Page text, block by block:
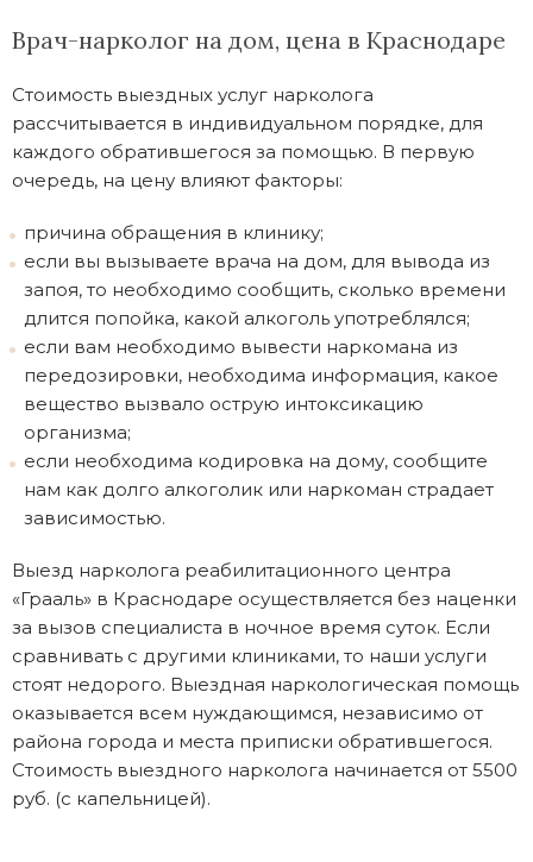
Врач-нарколог на дом, цена в Краснодаре
Стоимость выездных услуг нарколога
рассчитывается в индивидуальном порядке, для
каждого обратившегося за помощью. В первую
очередь, на цену влияют факторы:
причина обращения в клинику;
если вы вызываете врача на дом, для вывода из
запоя, то необходимо сообщить, сколько времени
длится попойка, какой алкоголь употреблялся;
если вам необходимо вывести наркомана из
передозировки, необходима информация, какое
вещество вызвало острую интоксикацию
организма;
если необходима кодировка на дому, сообщите
нам как долго алкоголик или наркоман страдает
зависимостью.
Выезд нарколога реабилитационного центра
«Грааль» в Краснодаре осуществляется без наценки
за вызов специалиста в ночное время суток. Если
сравнивать с другими клиниками, то наши услуги
стоят недорого. Выездная наркологическая помощь
оказывается всем нуждающимся, независимо от
района города и места приписки обратившегося.
Стоимость выездного нарколога начинается от 5500
руб. (с капельницей).